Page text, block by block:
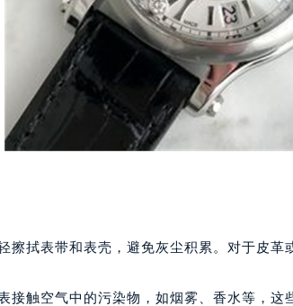
华五路57号万科金融中心C座12层1205室（
鸿福东路1号民盈国贸中心T1写字楼9层907
民中路139号恒隆广场写字楼1座11层1104室
农路57号圆融广场写字楼16层1603室（需提
园区星港街199号苏州中心办公楼C座22层
放大道686号世界贸易大厦38层09室（需提
路6号华润大厦B座22层04室（需提前预约）
安大路727号中银大厦A座(旺进大厦)18层
擦拭表带和表壳，避免灰尘积累。对于皮革
接触空气中的污染物，如烟雾、香水等，这